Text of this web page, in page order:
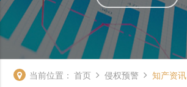
当前位置： 首页 侵权预警 知产资讯